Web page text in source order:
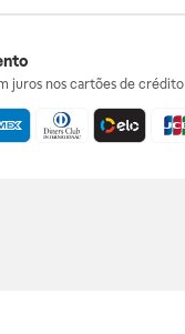
juros nos cartões de crédito